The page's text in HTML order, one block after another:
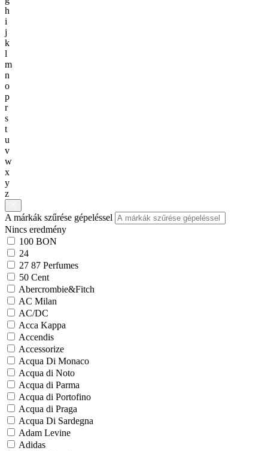
h
i
j
k
l
m
n
o
p
r
s
t
u
v
w
x
y
z
A márkák szűrése gépeléssel
Nincs eredmény
100 BON
24
27 87 Perfumes
50 Cent
Abercrombie&Fitch
AC Milan
AC/DC
Acca Kappa
Accendis
Accessorize
Acqua Di Monaco
Acqua di Noto
Acqua di Parma
Acqua di Portofino
Acqua di Praga
Acqua Di Sardegna
Adam Levine
Adidas